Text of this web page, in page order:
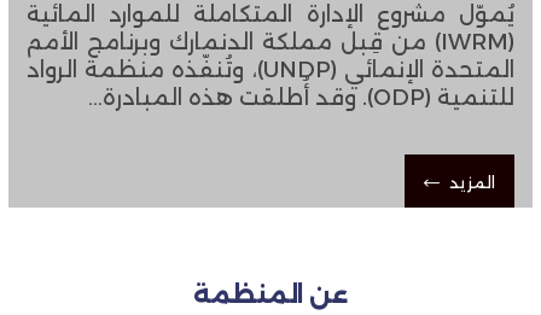
يُموّل مشروع الإدارة المتكاملة للموارد المائية
(IWRM) من قِبل مملكة الدنمارك وبرنامج الأمم
المتحدة الإنمائي (UNDP)، ​​وتُنفّذه منظمة الرواد
للتنمية (ODP). وقد أُطلقت هذه المبادرة…
المزيد
عن المنظمة